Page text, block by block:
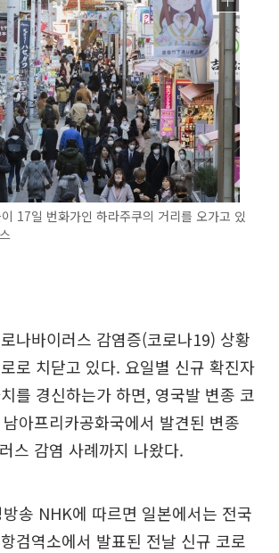
17일 번화가인 하라주쿠의 거리를 오가고 있
나바이러스 감염증(코로나19) 상황
로 치닫고 있다. 요일별 신규 확진자
를 경신하는가 하면, 영국발 변종 코
아프리카공화국에서 발견된 변종
스 감염 사례까지 나왔다.
송 NHK에 따르면 일본에서는 전국
검역소에서 발표된 전날 신규 코로